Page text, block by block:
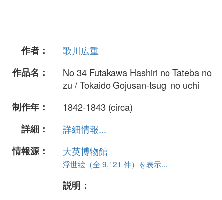
作者：
歌川広重
作品名：
No 34 Futakawa Hashiri no Tateba no
zu / Tokaido Gojusan-tsugi no uchi
制作年：
1842-1843 (circa)
詳細：
詳細情報...
情報源：
大英博物館
浮世絵（全 9,121 件）を表示...
説明：